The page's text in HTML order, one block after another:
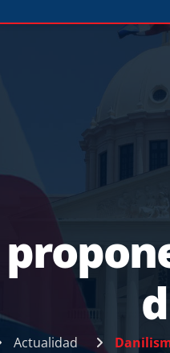
Actualidad